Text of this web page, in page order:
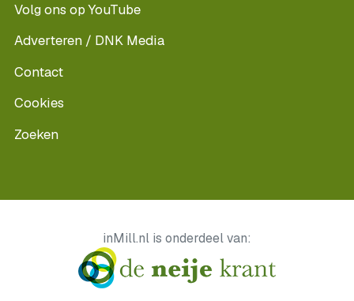
Volg ons op YouTube
Adverteren / DNK Media
Contact
Cookies
Zoeken
inMill.nl is onderdeel van: